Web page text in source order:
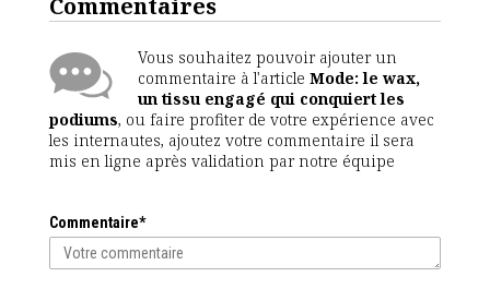
Commentaires
Vous souhaitez pouvoir ajouter un
commentaire à l'article Mode: le wax,
un tissu engagé qui conquiert les
podiums, ou faire profiter de votre expérience avec
les internautes, ajoutez votre commentaire il sera
mis en ligne après validation par notre équipe
Commentaire*